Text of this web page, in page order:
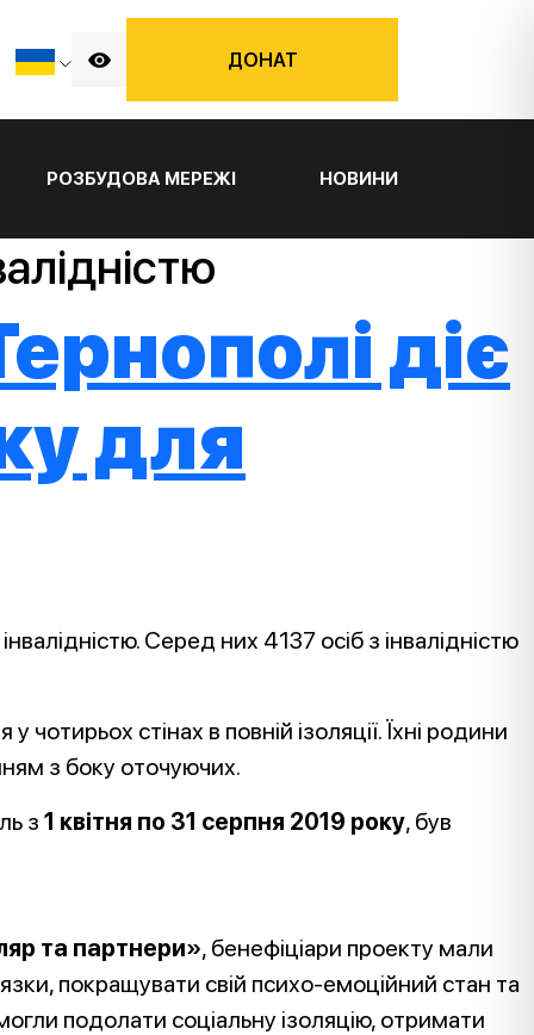
ДОНАТ
РОЗБУДОВА МЕРЕЖІ НОВИНИ
діє
для
Серед них 4137 осіб з інвалідністю
стінах в повній ізоляції. Їхні родини
з боку оточуючих.
з 1 квітня по 31 серпня 2019 року, був
та партнери», бенефіціари проекту мали
покращувати свій психо-емоційний стан та
подолати соціальну ізоляцію, отримати